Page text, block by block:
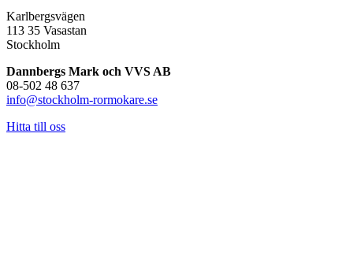
Karlbergsvägen
113 35 Vasastan
Stockholm
Dannbergs Mark och VVS AB
08-502 48 637
info@stockholm-rormokare.se
Hitta till oss